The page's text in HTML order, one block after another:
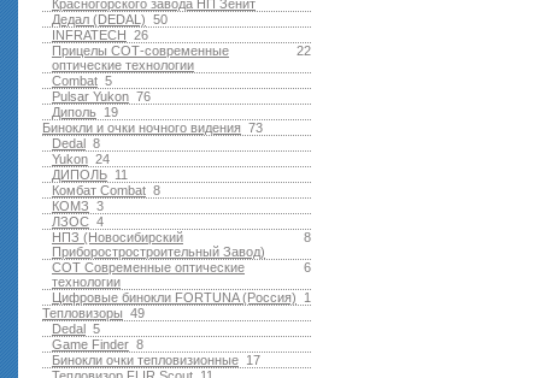
Красногорского завода НП Зенит
50
Дедал (DEDAL)
26
INFRATECH
22
Прицелы СОТ-современные
оптические технологии
5
Combat
76
Pulsar Yukon
19
Диполь
73
Бинокли и очки ночного видения
8
Dedal
24
Yukon
11
ДИПОЛЬ
8
Комбат Combat
3
КОМЗ
4
ЛЗОС
8
НПЗ (Новосибирский
Приборостростроительный Завод)
6
СОТ Современные оптические
технологии
1
Цифровые бинокли FORTUNA (Россия)
49
Тепловизоры
5
Dedal
8
Game Finder
17
Бинокли очки тепловизионные